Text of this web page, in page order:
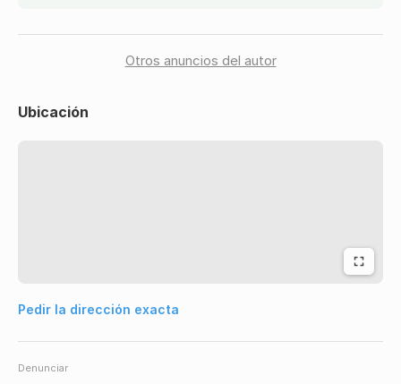
Otros anuncios del autor
Ubicación
Pedir la dirección exacta
Denunciar